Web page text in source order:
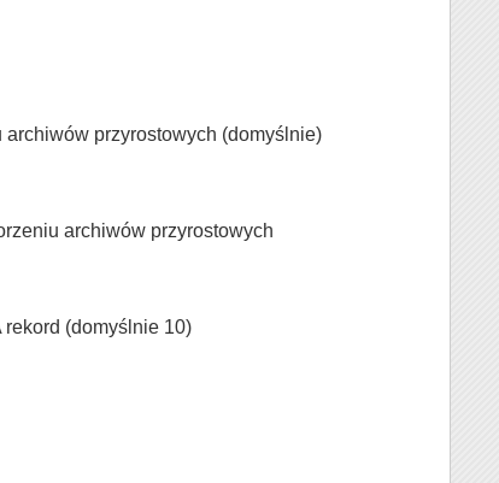
przyrostowych (domyślnie)
archiwów przyrostowych
(domyślnie 10)